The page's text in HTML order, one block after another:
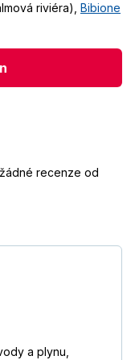
riviéra) Bibione
recenze od
a plynu,